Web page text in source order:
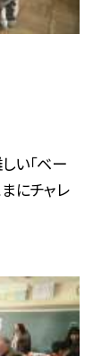
い「ベー
にチャレ